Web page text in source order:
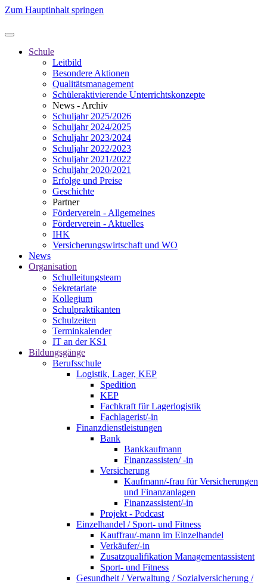
Zum Hauptinhalt springen
Schule
Leitbild
Besondere Aktionen
Qualitätsmanagement
Schüleraktivierende Unterrichtskonzepte
News - Archiv
Schuljahr 2025/2026
Schuljahr 2024/2025
Schuljahr 2023/2024
Schuljahr 2022/2023
Schuljahr 2021/2022
Schuljahr 2020/2021
Erfolge und Preise
Geschichte
Partner
Förderverein - Allgemeines
Förderverein - Aktuelles
IHK
Versicherungswirtschaft und WO
News
Organisation
Schulleitungsteam
Sekretariate
Kollegium
Schulpraktikanten
Schulzeiten
Terminkalender
IT an der KS1
Bildungsgänge
Berufsschule
Logistik, Lager, KEP
Spedition
KEP
Fachkraft für Lagerlogistik
Fachlagerist/-in
Finanzdienstleistungen
Bank
Bankkaufmann
Finanzassisten/ -in
Versicherung
Kaufmann/-frau für Versicherungen
und Finanzanlagen
Finanzassistent/-in
Projekt - Podcast
Einzelhandel / Sport- und Fitness
Kauffrau/-mann im Einzelhandel
Verkäufer/-in
Zusatzqualifikation Managementassistent
Sport- und Fitness
Gesundheit / Verwaltung / Sozialversicherung /